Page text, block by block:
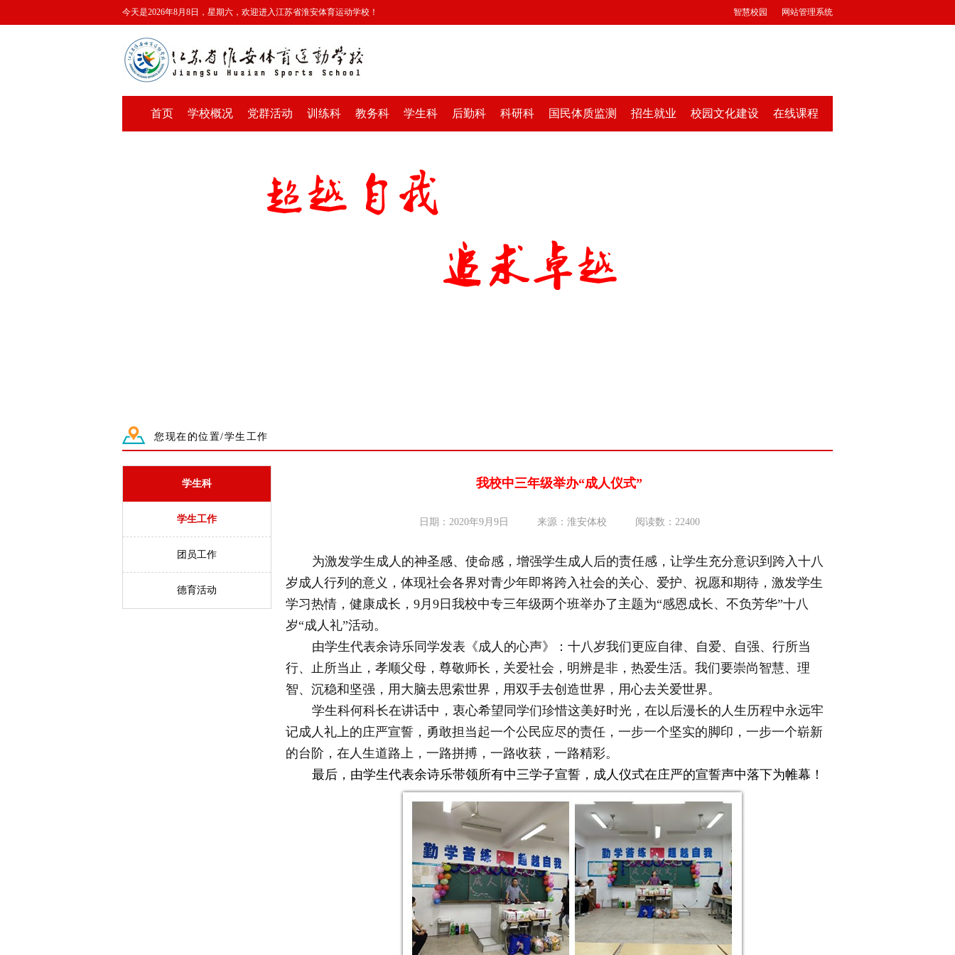
今天是2026年8月8日，星期六，欢迎进入江苏省淮安体育运动学校！ 网站管理系统
智慧校园
首页 学校概况 党群活动 训练科 教务科 学生科 后勤科 科研科 国民体质监测 招生就业 校园文化建设 在线课程
您现在的位置/学生工作
学生科
学生工作
团员工作
德育活动
我校中三年级举办“成人仪式”
日期：2020年9月9日 来源：淮安体校 阅读数：22400
为激发学生成人的神圣感、使命感，增强学生成人后的责任感，让学生充分意识到跨入十八
岁成人行列的意义，体现社会各界对青少年即将跨入社会的关心、爱护、祝愿和期待，激发学生
学习热情，健康成长， 9月 9 日 我校中专三年级两个班举办了主题为“感恩成长、不负芳华”十八
岁“成人礼”活动。
由学生代表余诗乐 同学发表《成人的心声》：十八岁我们更应自律、自爱、自强、行所当
行、止所当止，孝顺父母，尊敬师长，关爱社会，明辨是非，热爱生活。我们要崇尚智慧、理
智、沉稳和坚强，用大脑去思索世界，用双手去创造世界，用心去关爱世界。
学生科何科长在讲话中，衷心希望同学们珍惜这美好时光，在以后漫长的人生历程中永远牢
记成人礼上的庄严宣誓，勇敢担当起一个公民应尽的责任，一步一个坚实的脚印，一步一个崭新
的台阶，在人生道路上，一路拼搏，一路收获，一路精彩。
最后，由学生代表余诗乐带领所有中三学子宣誓，成人仪式在庄严的宣誓声中落下为帷幕！